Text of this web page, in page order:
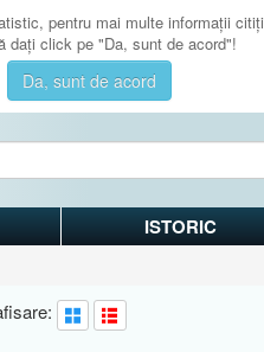
pentru mai multe informaţii citiţi
daţi click pe "Da, sunt de acord"!
Da, sunt de acord
ISTORIC